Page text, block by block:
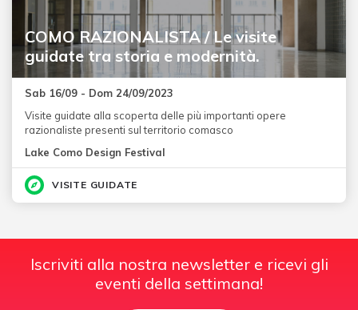
COMO RAZIONALISTA / Le visite
guidate tra storia e modernità.
Sab 16/09 - Dom 24/09/2023
Visite guidate alla scoperta delle più importanti opere
razionaliste presenti sul territorio comasco
Lake Como Design Festival
VISITE GUIDATE
Iscriviti alla nostra newsletter e ricevi gli
eventi della settimana!